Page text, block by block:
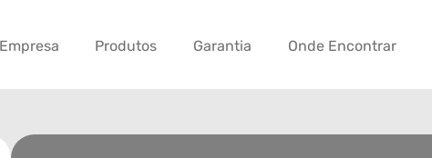
Empresa Produtos Garantia Onde Encontrar